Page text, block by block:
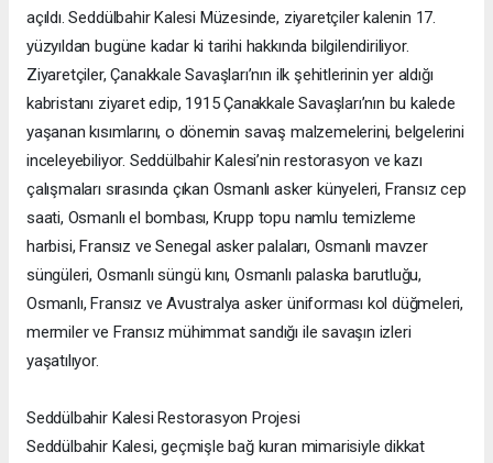
açıldı. Seddülbahir Kalesi Müzesinde, ziyaretçiler kalenin 17.
yüzyıldan bugüne kadar ki tarihi hakkında bilgilendiriliyor.
Ziyaretçiler, Çanakkale Savaşları’nın ilk şehitlerinin yer aldığı
kabristanı ziyaret edip, 1915 Çanakkale Savaşları’nın bu kalede
yaşanan kısımlarını, o dönemin savaş malzemelerini, belgelerini
inceleyebiliyor. Seddülbahir Kalesi’nin restorasyon ve kazı
çalışmaları sırasında çıkan Osmanlı asker künyeleri, Fransız cep
saati, Osmanlı el bombası, Krupp topu namlu temizleme
harbisi, Fransız ve Senegal asker palaları, Osmanlı mavzer
süngüleri, Osmanlı süngü kını, Osmanlı palaska barutluğu,
Osmanlı, Fransız ve Avustralya asker üniforması kol düğmeleri,
mermiler ve Fransız mühimmat sandığı ile savaşın izleri
yaşatılıyor.
Seddülbahir Kalesi Restorasyon Projesi
Seddülbahir Kalesi, geçmişle bağ kuran mimarisiyle dikkat